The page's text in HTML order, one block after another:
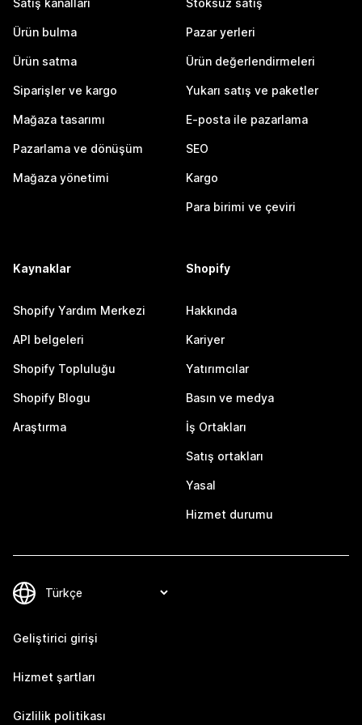
Satış kanalları
Ürün bulma
Ürün satma
Siparişler ve kargo
Mağaza tasarımı
Pazarlama ve dönüşüm
Mağaza yönetimi
Stoksuz satış
Pazar yerleri
Ürün değerlendirmeleri
Yukarı satış ve paketler
E-posta ile pazarlama
SEO
Kargo
Para birimi ve çeviri
Kaynaklar
Shopify Yardım Merkezi
API belgeleri
Shopify Topluluğu
Shopify Blogu
Araştırma
Shopify
Hakkında
Kariyer
Yatırımcılar
Basın ve medya
İş Ortakları
Satış ortakları
Yasal
Hizmet durumu
Geliştirici girişi
Hizmet şartları
Gizlilik politikası